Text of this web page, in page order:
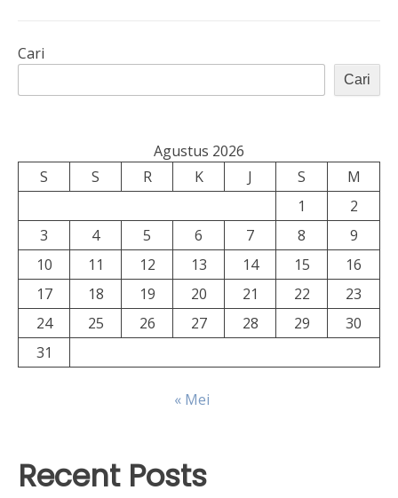
Cari
Cari
Agustus 2026
S
S R K J S
M
1
2
3
4 5 6 7 8
9
10
11 12 13 14 15
16
17
18 19 20 21 22
23
24
25 26 27 28 29
30
31
« Mei
Recent Posts